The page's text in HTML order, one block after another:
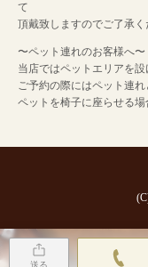
て
頂戴致しますのでご了承く
〜ペット連れのお客様へ〜
当店ではペットエリアを設
ご予約の際にはペット連れ
ペットを椅子に座らせる場
送る